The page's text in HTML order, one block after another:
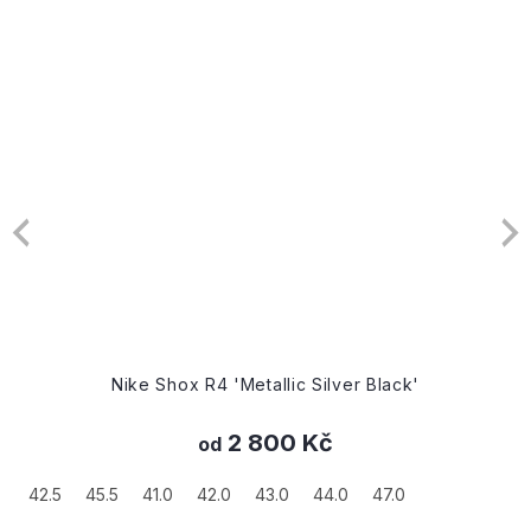
Nike Shox R4 'Metallic Silver Black'
od 2 800 Kč
42.5 45.5 41.0 42.0 43.0 44.0 47.0